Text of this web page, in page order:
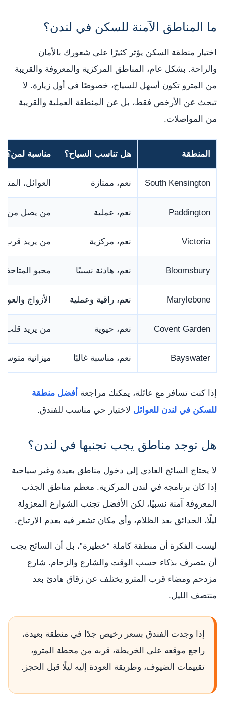
ما المناطق الآمنة للسكن في لندن؟
اختيار منطقة السكن يؤثر كثيرًا على شعورك بالأمان
والراحة. بشكل عام، المناطق المركزية والمعروفة والقريبة
من المترو تكون أسهل للسياح، خصوصًا في أول زيارة. لا
تبحث عن الأرخص فقط، بل عن المنطقة العملية والقريبة
من المواصلات.
المنطقة هل تناسب السياح؟ مناسبة لمن؟
South Kensington نعم، ممتازة العوائل،
Paddington نعم، عملية من يصل من
Victoria نعم، مركزية من يريد قرب
Bloomsbury نعم، هادئة نسبيًا محبو
Marylebone نعم، راقية وعملية الأزواج
Covent Garden نعم، حيوية من يريد قلب
Bayswater نعم، مناسبة غالبًا ميزانية
إذا كنت تسافر مع عائلة، يمكنك مراجعة أفضل منطقة
للسكن في لندن للعوائل لاختيار حي مناسب للفندق.
هل توجد مناطق يجب تجنبها في لندن؟
لا يحتاج السائح العادي إلى دخول مناطق بعيدة وغير سياحية
إذا كان برنامجه في لندن المركزية. معظم مناطق الجذب
المعروفة آمنة نسبيًا، لكن الأفضل تجنب الشوارع المعزولة
ليلًا، الحدائق بعد الظلام، وأي مكان تشعر فيه بعدم الارتياح.
ليست الفكرة أن منطقة كاملة “خطيرة”، بل أن السائح يجب
أن يتصرف بذكاء حسب الوقت والشارع والزحام. شارع
مزدحم ومضاء قرب المترو يختلف عن زقاق هادئ بعد
منتصف الليل.
إذا وجدت الفندق بسعر رخيص جدًا في منطقة بعيدة،
راجع موقعه على الخريطة، قربه من محطة المترو،
تقييمات الضيوف، وطريقة العودة إليه ليلًا قبل الحجز.